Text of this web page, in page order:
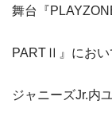
舞台『
PARTⅡ』におい
ジャニーズJr.内